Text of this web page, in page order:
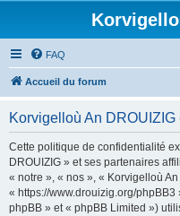
FAQ
Accueil du forum
Korvigelloù An
Cette politique de confidentialité
DROUIZIG » et ses partenaires
« notre », « nos », « Korvigelloù
« https://www.drouizig.org/
phpBB » et « phpBB Limited »)